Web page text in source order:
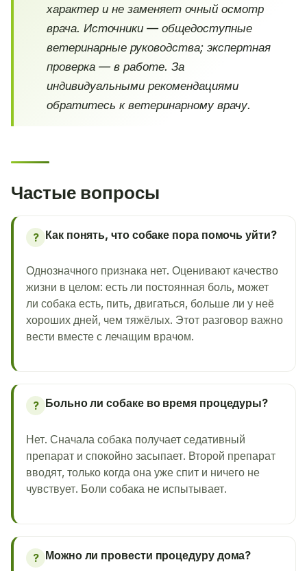
характер и не заменяет очный осмотр
врача. Источники — общедоступные
ветеринарные руководства; экспертная
проверка — в работе. За
индивидуальными рекомендациями
обратитесь к ветеринарному врачу.
Частые вопросы
? Как понять, что собаке пора помочь уйти?
Однозначного признака нет. Оценивают качество
жизни в целом: есть ли постоянная боль, может
ли собака есть, пить, двигаться, больше ли у неё
хороших дней, чем тяжёлых. Этот разговор важно
вести вместе с лечащим врачом.
? Больно ли собаке во время процедуры?
Нет. Сначала собака получает седативный
препарат и спокойно засыпает. Второй препарат
вводят, только когда она уже спит и ничего не
чувствует. Боли собака не испытывает.
? Можно ли провести процедуру дома?